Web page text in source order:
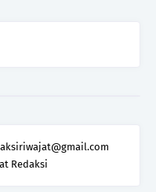
Redaksi